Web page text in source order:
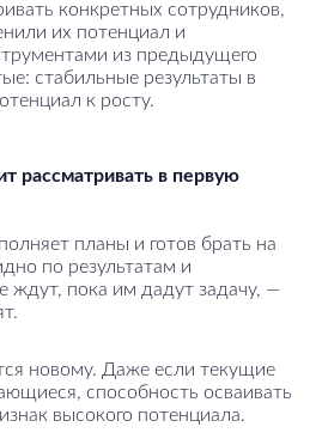
конкретных сотрудников,
их потенциал и
из предыдущего
стабильные результаты в
к росту.
рассматривать в первую
планы и готов брать на
по результатам и
ждут, пока им дадут задачу, —
новому. Даже если текущие
способность осваивать
высокого потенциала.